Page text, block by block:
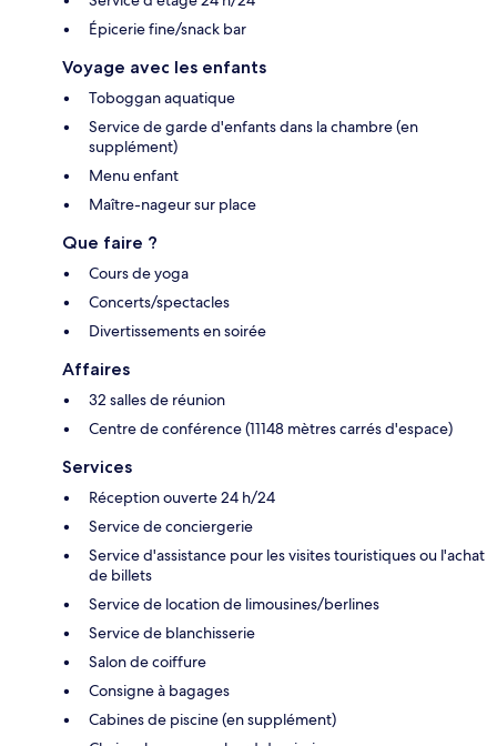
Épicerie fine/snack bar
Voyage avec les enfants
Toboggan aquatique
Service de garde d'enfants dans la chambre (en
supplément)
Menu enfant
Maître-nageur sur place
Que faire ?
Cours de yoga
Concerts/spectacles
Divertissements en soirée
Affaires
32 salles de réunion
Centre de conférence (11148 mètres carrés d'espace)
Services
Réception ouverte 24 h/24
Service de conciergerie
Service d'assistance pour les visites touristiques ou l'achat
de billets
Service de location de limousines/berlines
Service de blanchisserie
Salon de coiffure
Consigne à bagages
Cabines de piscine (en supplément)